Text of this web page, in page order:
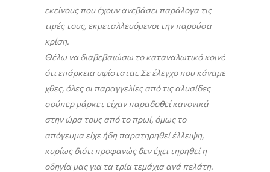
εκείνους που έχουν ανεβάσει παράλογα τις
τιμές τους, εκμεταλλευόμενοι την παρούσα
κρίση.
Θέλω να διαβεβαιώσω το καταναλωτικό κοινό
ότι επάρκεια υφίσταται. Σε έλεγχο που κάναμε
χθες, όλες οι παραγγελίες από τις αλυσίδες
σούπερ μάρκετ είχαν παραδοθεί κανονικά
στην ώρα τους από το πρωί, όμως το
απόγευμα είχε ήδη παρατηρηθεί έλλειψη,
κυρίως διότι προφανώς δεν έχει τηρηθεί η
οδηγία μας για τα τρία τεμάχια ανά πελάτη.